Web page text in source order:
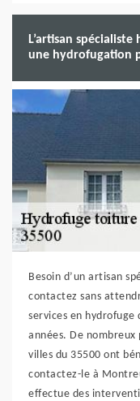
L’artisan spécialiste
une hydrofugation
Besoin d’un artisan
contactez sans
services en hydrofuge
années. De
villes du 35500 ont
contactez-le à
effectue des